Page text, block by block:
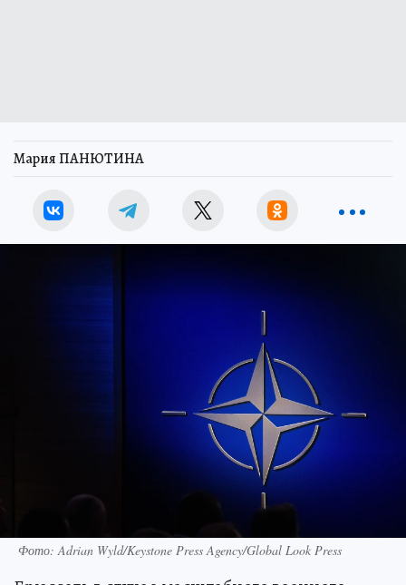
Мария ПАНЮТИНА
Фото: Adrian Wyld/Keystone Press Agency/Global Look Press